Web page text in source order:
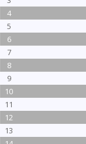
4
5
6
7
8
9
10
11
12
13